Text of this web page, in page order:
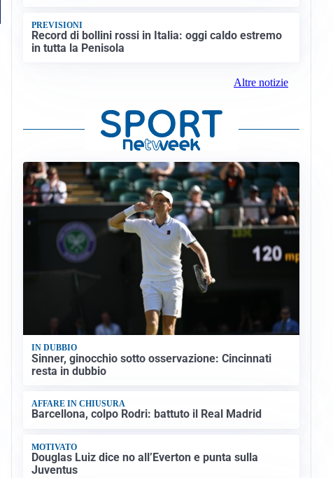
PREVISIONI
Record di bollini rossi in Italia: oggi caldo estremo
in tutta la Penisola
Altre notizie
IN DUBBIO
Sinner, ginocchio sotto osservazione: Cincinnati
resta in dubbio
AFFARE IN CHIUSURA
Barcellona, colpo Rodri: battuto il Real Madrid
MOTIVATO
Douglas Luiz dice no all’Everton e punta sulla
Juventus